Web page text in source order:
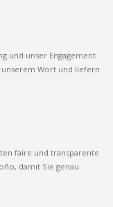
und unser Engagement
Wort und liefern
faire und transparente
damit Sie genau